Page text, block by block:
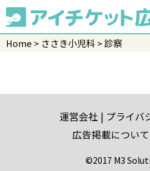
Home ささき小児科 診察
運営会社
プライバ
広告掲載につい
©2017 M3